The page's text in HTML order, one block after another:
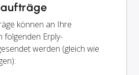
können an Ihre
folgenden Erply-
werden (gleich wie